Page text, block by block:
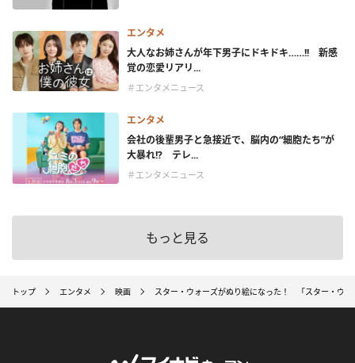
エンタメ
大人なお姉さんが年下男子にドキドキ……!! 新感
覚の恋愛リアリ...
＃エンタメニュース
エンタメ
会社の後輩男子と急接近で、脳内の“細胞たち”が
大暴れ!? テレ...
＃エンタメニュース
もっと見る
トップ エンタメ 映画 スター・ウォーズがぬり絵になった！ 「スター・ウ